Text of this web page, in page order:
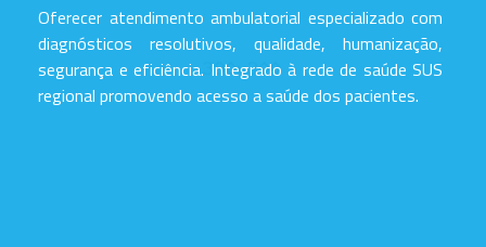
Oferecer atendimento ambulatorial especializado com
diagnósticos resolutivos, qualidade, humanização,
segurança e eficiência. Integrado à rede de saúde SUS
regional promovendo acesso a saúde dos pacientes.